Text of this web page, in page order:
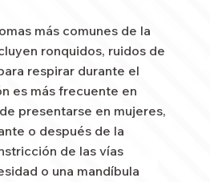
más comunes de la
ronquidos, ruidos de
respirar durante el
es más frecuente en
presentarse en mujeres,
o después de la
de las vías
o una mandíbula